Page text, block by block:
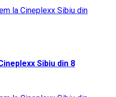
Sibiu din 8